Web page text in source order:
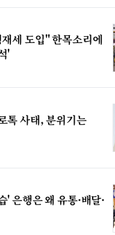
세 도입" 한목소리에
'
톡 사태, 분위기는
' 은행은 왜 유통·배달·